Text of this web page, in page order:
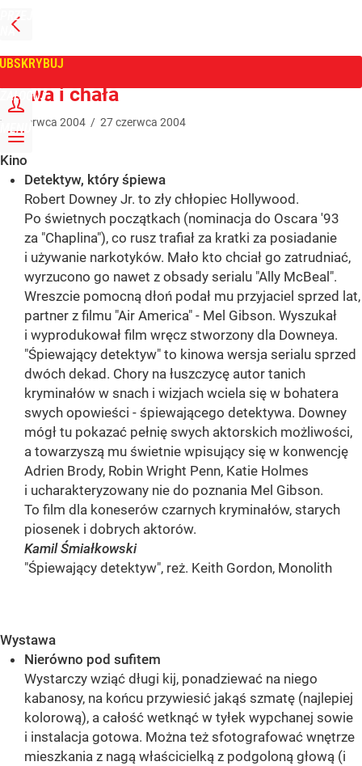
PRZEJDŹ
NA
GŁÓWNĄ
ZALOGUJ
MENU
Tygodnik Wprost
Sława i chała
27 czerwca 2004 / 27czerwca 2004
Kino
Detektyw, który śpiewa
Robert Downey Jr. to zły chłopiec Hollywood.
Po świetnych początkach (nominacja do Oscara '93
za "Chaplina"), co rusz trafiał za kratki za posiadanie
i używanie narkotyków. Mało kto chciał go zatrudniać,
wyrzucono go nawet z obsady serialu "Ally McBeal".
Wreszcie pomocną dłoń podał mu przyjaciel sprzed lat,
partner z filmu "Air America" - Mel Gibson. Wyszukał
i wyprodukował film wręcz stworzony dla Downeya.
"Śpiewający detektyw" to kinowa wersja serialu sprzed
dwóch dekad. Chory na łuszczycę autor tanich
kryminałów w snach i wizjach wciela się w bohatera
swych opowieści - śpiewającego detektywa. Downey
mógł tu pokazać pełnię swych aktorskich możliwości,
a towarzyszą mu świetnie wpisujący się w konwencję
Adrien Brody, Robin Wright Penn, Katie Holmes
i ucharakteryzowany nie do poznania Mel Gibson.
To film dla koneserów czarnych kryminałów, starych
piosenek i dobrych aktorów.
Kamil Śmiałkowski
"Śpiewający detektyw", reż. Keith Gordon, Monolith
Wystawa
Nierówno pod sufitem
Wystarczy wziąć długi kij, ponadziewać na niego
kabanosy, na końcu przywiesić jakąś szmatę (najlepiej
kolorową), a całość wetknąć w tyłek wypchanej sowie
i instalacja gotowa. Można też sfotografować wnętrze
mieszkania z nagą właścicielką z podgoloną głową (i